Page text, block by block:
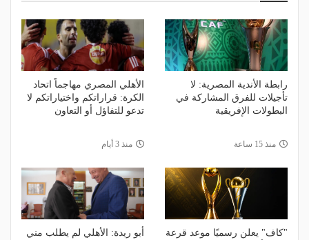
رابطة الأندية المصرية: لا
تأجيلات للفرق المشاركة في
البطولات الإفريقية
منذ 15 ساعة
الأهلي المصري مهاجماً اتحاد
الكرة: قراراتكم واختياراتكم لا
تدعو للتفاؤل أو التعاون
منذ 3 أيام
"كاف" يعلن رسميًا موعد قرعة
أبو ريدة: الأهلي لم يطلب مني